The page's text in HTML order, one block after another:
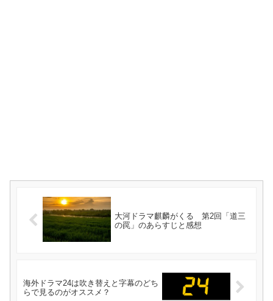
大河ドラマ麒麟がくる 第2回「道三
の罠」のあらすじと感想
海外ドラマ24は吹き替えと字幕のどち
らで見るのがオススメ？